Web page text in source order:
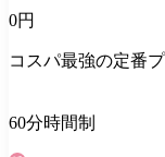
0円
コスパ最強の定番
60分時間制